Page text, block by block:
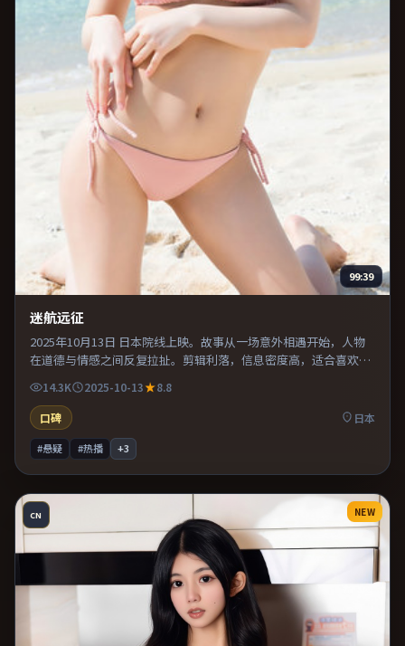
99:39
迷航远征
2025年10月13日 日本院线上映。故事从一场意外相遇开始，人物
在道德与情感之间反复拉扯。剪辑利落，信息密度高，适合喜欢烧
脑与推理的观众。片尾留白意味深长，值得二刷细品台词与构图。
14.3K 2025-10-13
8.8
口碑
日本
#悬疑 #热播 +3
CN NEW